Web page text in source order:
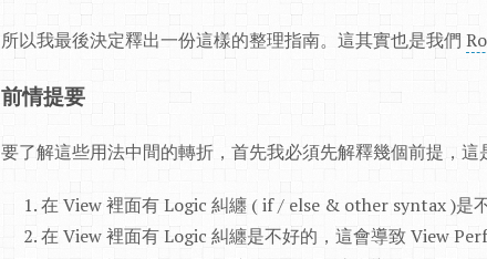
所以我最後決定釋出一份這樣的整理指南。這其實也是我們
前情提要
要了解這些用法中間的轉折，首先我必須先解釋幾個前提，
在 View 裡面有 Logic 糾纏 ( if / else & other syntax )是
在 View 裡面有 Logic 糾纏是不好的，這會導致 View